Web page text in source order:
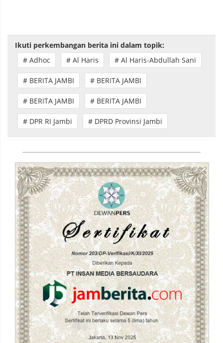
Ikuti perkembangan berita ini dalam topik:
# Adhoc
# Al Haris # Al Haris-Abdullah Sani
# BERITA JAMBI # BERITA JAMBI
# BERITA JAMBI # BERITA JAMBI
# DPR RI Jambi # DPRD Provinsi Jambi